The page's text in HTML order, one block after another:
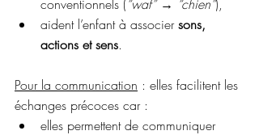
conventionnels (“waf” → “chien”),
aident l’enfant à associer sons,
actions et sens.
Pour la communication : elles facilitent les
échanges précoces car :
elles permettent de communiquer